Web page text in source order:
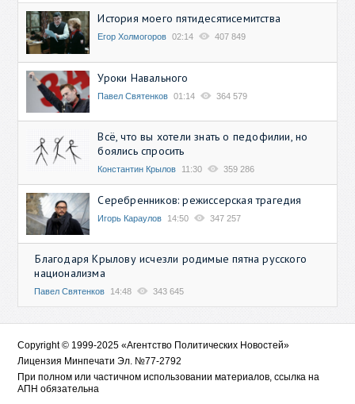
История моего пятидесятисемитства
Егор Холмогоров 02:14 407 849
Уроки Навального
Павел Святенков 01:14 364 579
Всё, что вы хотели знать о педофилии, но
боялись спросить
Константин Крылов 11:30 359 286
Серебренников: режиссерская трагедия
Игорь Караулов 14:50 347 257
Благодаря Крылову исчезли родимые пятна русского
национализма
Павел Святенков 14:48 343 645
Copyright © 1999-2025 «Агентство Политических Новостей»
Лицензия Минпечати Эл. №77-2792
При полном или частичном использовании материалов, ссылка на
АПН обязательна